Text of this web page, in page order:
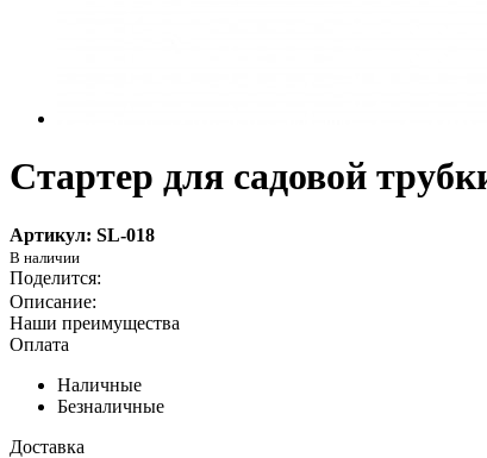
Стартер для садовой
Артикул: SL-018
Наши преимущества
Оплата
Наличные
Безналичные
Доставка